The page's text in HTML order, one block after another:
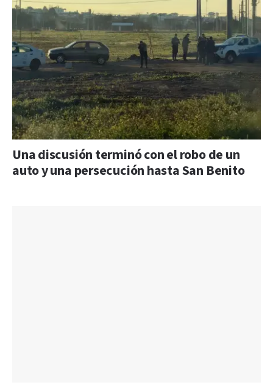
Una discusión terminó con el robo de un
auto y una persecución hasta San Benito